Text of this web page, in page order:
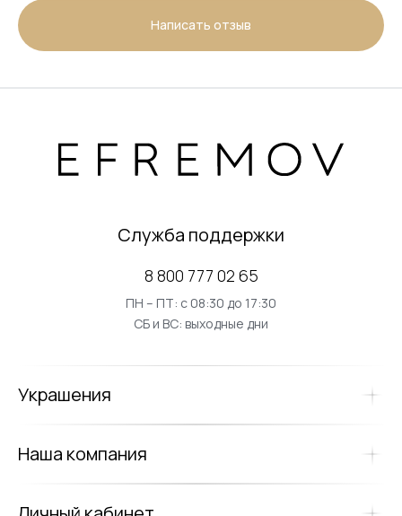
Написать отзыв
Служба поддержки
8 800 777 02 65
ПН – ПТ: с 08:30 до 17:30
СБ и ВС: выходные дни
Украшения
Наша компания